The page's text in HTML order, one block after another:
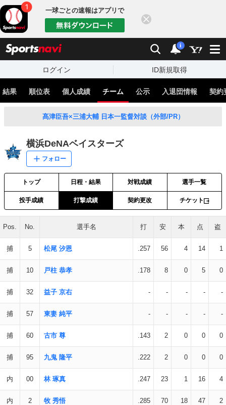
一球ごとの速報はアプリで
検索 通知
i
ログイン ID新規取得
結果 順位表 個人成績 チーム 公示 入退団情報 契約
髙津臣吾×三浦大輔 日本一監督対談（外部/PR）
横浜DeNAベイスターズ
フォロー
トップ 日程・結果 対戦成績 選手一覧
投手成績 打撃成績 契約更改 チケット
Pos. No. 選手名 打 安 本 点 盗
捕 5 松尾 汐恩 .257 56 4 14 1
捕 10 戸柱 恭孝 .178 8 0 5 0
捕 32 益子 京右 - - - - -
捕 57 東妻 純平 - - - - -
捕 60 古市 尊 .143 2 0 0 0
捕 95 九鬼 隆平 .222 2 0 0 0
内 00 林 琢真 .247 23 1 16 4
内 2 牧 秀悟 .285 70 18 47 2